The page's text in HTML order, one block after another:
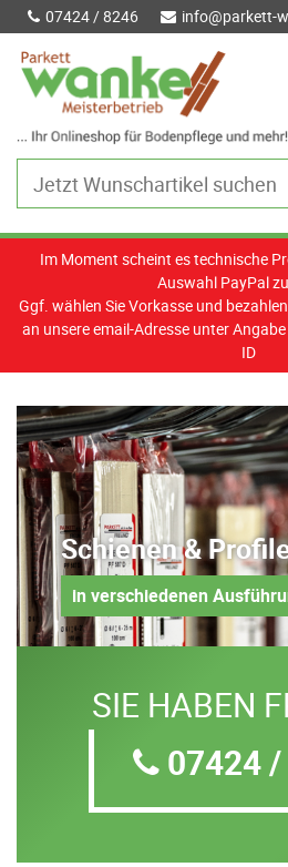
07424 / 8246 info@parkett-
Im Moment scheint es technische
Auswahl PayPal
Ggf. wählen Sie Vorkasse und
an unsere email-Adresse unter
ID
Schienen &
in verschiedenen
SIE HABEN
07424 /